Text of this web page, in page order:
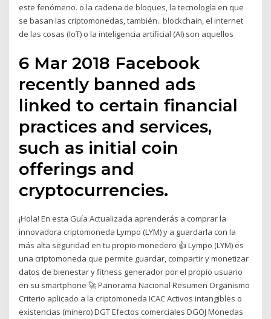
este fenómeno. o la cadena de bloques, la tecnología en que
se basan las criptomonedas, también.. blockchain, el internet
de las cosas (IoT) o la inteligencia artificial (AI) son aquellos
6 Mar 2018 Facebook
recently banned ads
linked to certain financial
practices and services,
such as initial coin
offerings and
cryptocurrencies.
¡Hola! En esta Guía Actualizada aprenderás a comprar la
innovadora criptomoneda Lympo (LYM) y a guardarla con la
más alta seguridad en tu propio monedero 👍 Lympo (LYM) es
una criptomoneda que permite guardar, compartir y monetizar
datos de bienestar y fitness generador por el propio usuario
en su smartphone 🚀 Panorama Nacional Resumen Organismo
Criterio aplicado a la criptomoneda ICAC Activos intangibles o
existencias (minero) DGT Efectos comerciales DGOJ Monedas